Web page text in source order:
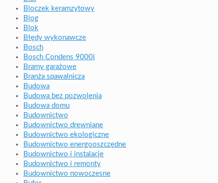
Bloczek keramzytowy
Blog
Blok
Błędy wykonawcze
Bosch
Bosch Condens 9000i
Bramy garażowe
Branża spawalnicza
Budowa
Budowa bez pozwolenia
Budowa domu
Budownictwo
Budownictwo drewniane
Budownictwo ekologiczne
Budownictwo energooszczędne
Budownictwo i instalacje
Budownictwo i remonty
Budownictwo nowoczesne